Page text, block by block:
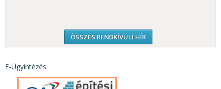
ÖSSZES RENDKÍVÜLI HÍR
E-Ügyintézés